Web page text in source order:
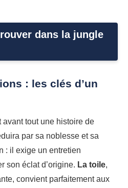
dans la jungle
: les clés d’un
avant tout une histoire de
par sa noblesse et sa
: il exige un entretien
son éclat d’origine. La toile,
convient parfaitement aux